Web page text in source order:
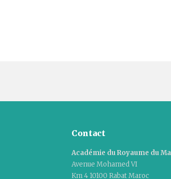
Contact
Académie du Royaume du
Avenue Mohamed VI
Km 4 10100 Rabat Maroc